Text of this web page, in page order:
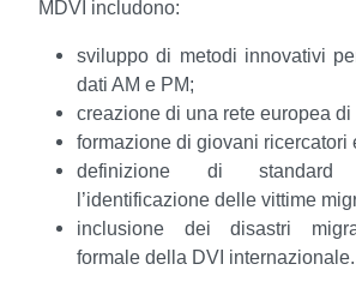
MDVI includono:
sviluppo di metodi innovativi
dati AM e PM;
creazione di una rete europea di
formazione di giovani ricercatori
definizione di
l’identificazione delle vittime
inclusione dei disastri
formale della DVI internazionale.